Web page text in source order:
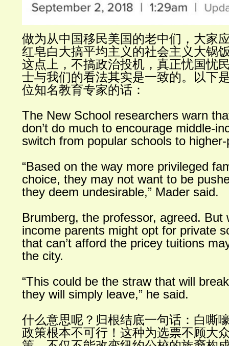
做为从中国移民美国的老中们，大家
红皂白大搞平均主义的社会主义大锅
这点上，不搞政治投机，真正忧国忧
士与我们的看法其实是一致的。以下
位知名教育专家的话：
The New School researchers warn
don’t do much to encourage middle-
switch from popular schools to
“Based on the way more privileged
choice, they may not want to be
they deem undesirable,” Mader said.
Brumberg, the professor, agreed. But
income parents might opt for private
that can’t afford the pricey tuitions
the city.
“This could be the straw that will
they will simply leave,” he said.
什么意思呢？归根结底一句话：白嘶
政策根本不可行！这种为选票不顾大